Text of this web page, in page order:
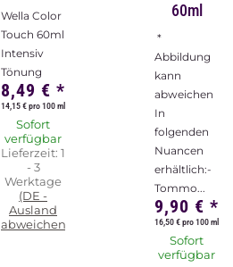
Wella Color
Touch 60ml
Intensiv
Tönung
8,49 € *
14,15 € pro 100 ml
Sofort
verfügbar
Lieferzeit: 1
- 3
Werktage
(DE -
Ausland
abweichend)
60ml
*
Abbildung
kann
abweichen
In
folgenden
Nuancen
erhältlich:-
Tommo...
9,90 € *
16,50 € pro 100 ml
Sofort
verfügbar